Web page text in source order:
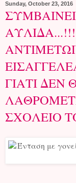
Sunday, October 23, 2016
ΓΙΑΤΙ ΔΕΝ
ΣΧΟΛΕΙΟ